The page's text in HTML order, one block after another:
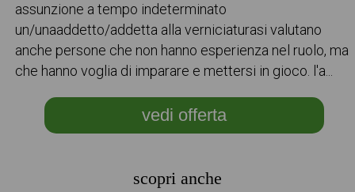
assunzione a tempo indeterminato
un/unaaddetto/addetta alla verniciaturasi valutano
anche persone che non hanno esperienza nel ruolo, ma
che hanno voglia di imparare e mettersi in gioco. l'a...
vedi offerta
scopri anche